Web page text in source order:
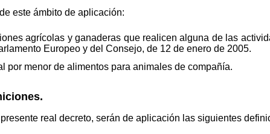
este ámbito de aplicación:
agrícolas y ganaderas que realicen alguna de las
Europeo y del Consejo, de 12 de enero de 2005.
por menor de alimentos para animales de compañía.
real decreto, serán de aplicación las siguientes